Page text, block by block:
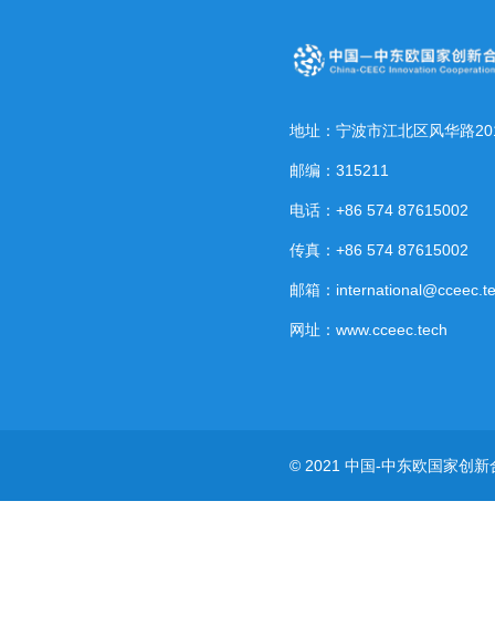
地址：宁波市江北区风华路
邮编：315211
电话：+86 574 87615002
传真：+86 574 87615002
邮箱：
网址：www.cceec.tech
© 2021 中国-中东欧国家创